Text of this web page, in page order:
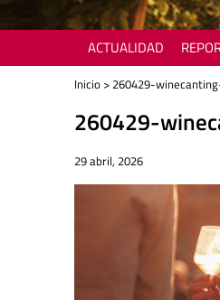
ACTUALIDAD
Inicio > 260429-
260429-
29 abril, 2026